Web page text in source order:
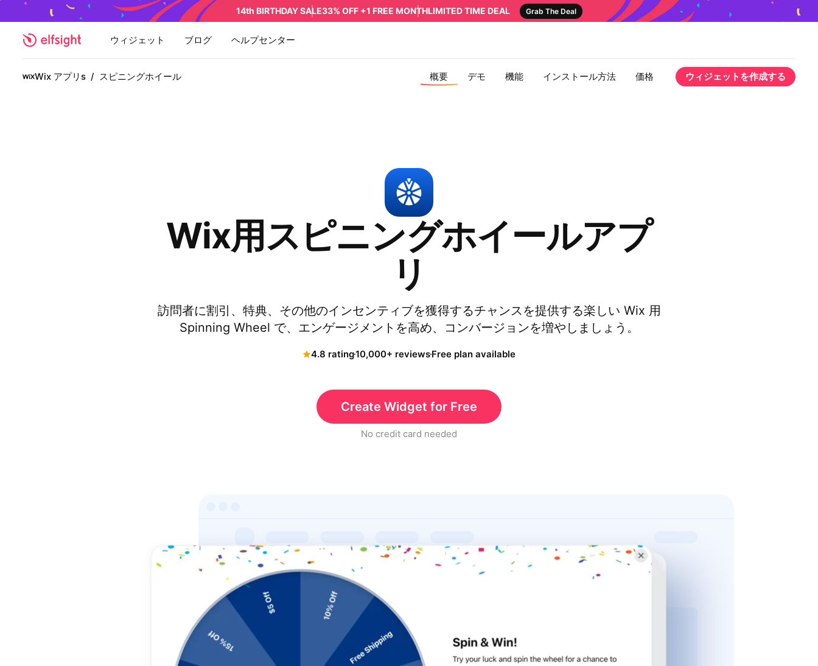
14th BIRTHDAY SALE33% OFF +1 FREE MONTHLIMITED TIME DEAL Grab The Deal
ウィジェット ブログ ヘルプセンター
Wix アプリs / スピニングホイール 概要 デモ 機能 インストール方法 価格 ウィジェットを作成する
Wix用スピニングホイールアプ
リ
訪問者に割引、特典、その他のインセンティブを獲得するチャンスを提供する楽しい Wix 用
Spinning Wheel で、エンゲージメントを高め、コンバージョンを増やしましょう。
4.8 rating10,000+ reviewsFree plan available
Create Widget for Free
No credit card needed